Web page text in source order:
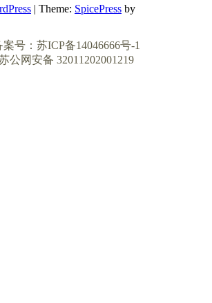
| Theme: SpicePress by
案号：苏ICP备14046666号-1
公网安备 32011202001219